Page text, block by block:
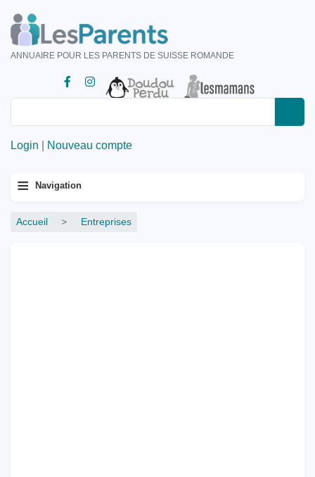
au
contenu
principal
ANNUAIRE POUR LES PARENTS DE SUISSE ROMANDE
Login Nouveau compte
Menu
≡ Navigation
Fil
Accueil Entreprises